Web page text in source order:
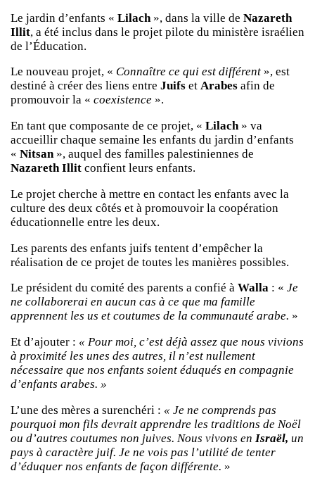
Le jardin d’enfants « Lilach », dans la ville de Nazareth
Illit, a été inclus dans le projet pilote du ministère israélien
de l’Éducation.
Le nouveau projet, « Connaître ce qui est différent », est
destiné à créer des liens entre Juifs et Arabes afin de
promouvoir la « coexistence ».
En tant que composante de ce projet, « Lilach» va
accueillir chaque semaine les enfants du jardin d’enfants
« Nitsan », auquel des familles palestiniennes de
Nazareth Illit confient leurs enfants.
Le projet cherche à mettre en contact les enfants avec la
culture des deux côtés et à promouvoir la coopération
éducationnelle entre les deux.
Les parents des enfants juifs tentent d’empêcher la
réalisation de ce projet de toutes les manières possibles.
Le président du comité des parents a confié à Walla : « Je
ne collaborerai en aucun cas à ce que ma famille
apprennent les us et coutumes de la communauté arabe. »
Et d’ajouter : « Pour moi, c’est déjà assez que nous vivions
à proximité les unes des autres, il n’est nullement
nécessaire que nos enfants soient éduqués en compagnie
d’enfants arabes. »
L’une des mères a surenchéri : « Je ne comprends pas
pourquoi mon fils devrait apprendre les traditions de Noël
ou d’autres coutumes non juives. Nous vivons en Israël, un
pays à caractère juif. Je ne vois pas l’utilité de tenter
d’éduquer nos enfants de façon différente. »